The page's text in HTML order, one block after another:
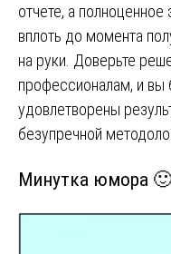
отчете, а
вплоть до момента
на руки. Доверьте
профессионалам, и вы
удовлетворены
безупречной
Минутка юмора 🙂